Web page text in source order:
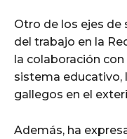
Otro de los ejes de
del trabajo en la
la colaboración
sistema educativo,
gallegos en el
Además, ha